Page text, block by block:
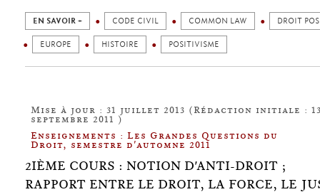
EN SAVOIR + CODE CIVIL COMMON LAW DROIT
EUROPE HISTOIRE POSITIVISME
Mise à jour : 31 juillet 2013 (Rédaction initiale :
septembre 2011 )
Enseignements : Les Grandes Questions du
Droit, semestre d'automne 2011
2IÈME COURS : NOTION D'ANTI-DROIT ;
RAPPORT ENTRE LE DROIT, LA FORCE, LE